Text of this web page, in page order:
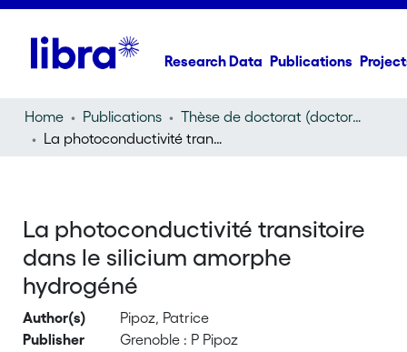
Research Data Publications
Home Publications
Thèse de doctorat (doctoral thesis)
La photoconductivité transitoire dans le silicium amorphe hydrogéné
La photoconductivité transitoire
dans le silicium amorphe
hydrogéné
Author(s)
Pipoz, Patrice
Publisher
Grenoble : P Pipoz